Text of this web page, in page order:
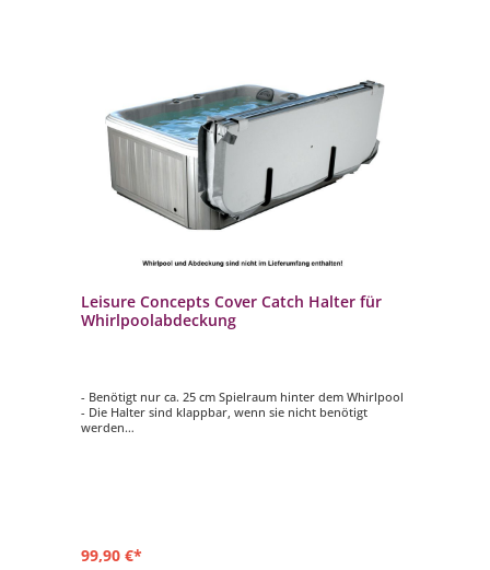
Leisure Concepts Cover Catch Halter für
Whirlpoolabdeckung
- Benötigt nur ca. 25 cm Spielraum hinter dem Whirlpool
- Die Halter sind klappbar, wenn sie nicht benötigt
werden
99,90 €*